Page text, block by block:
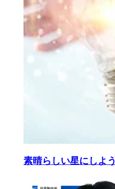
素晴らしい星にしよう